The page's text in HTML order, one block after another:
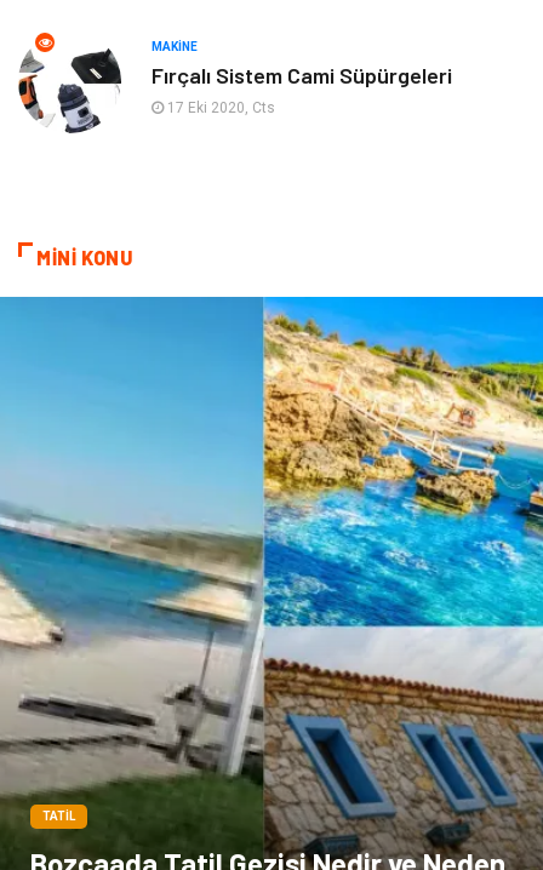
Gençlik Eğlence
İnternet
Cam
Restaurant
MAKINE
Fırçalı Sistem Cami Süpürgeleri
17 Eki 2020, Cts
MİNİ KONU
TATIL